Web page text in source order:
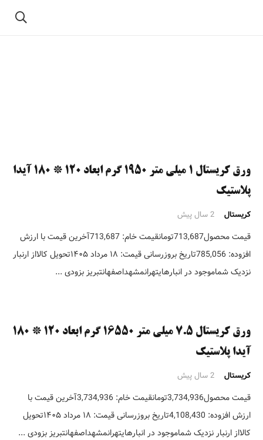
ورق کریستال ۱ میلی متر ۱۹۵۰ گرم ابعاد ۱۲۰ * ۱۸۰ آیدا
پلاستیک
کریستال 2 سال پیش
قیمت محصول713,687تومانقیمت خام: 713,687آخرین قیمت با ارزش
افزوده: 785,056تاریخ بروزرسانی قیمت: ۱۸ مرداد ۱۴۰۵تحویل کالااز ارنبار
نزدیک شماموجود در انبارهایتهرانمشهداصفهانتبریز بزودی ...
ورق کریستال ۷.۵ میلی متر ۱۶۵۵۰ گرم ابعاد ۱۲۰ * ۱۸۰
آیدا پلاستیک
کریستال 2 سال پیش
قیمت محصول3,734,936تومانقیمت خام: 3,734,936آخرین قیمت با
ارزش افزوده: 4,108,430تاریخ بروزرسانی قیمت: ۱۸ مرداد ۱۴۰۵تحویل
کالااز ارنبار نزدیک شماموجود در انبارهایتهرانمشهداصفهانتبریز بزودی ...